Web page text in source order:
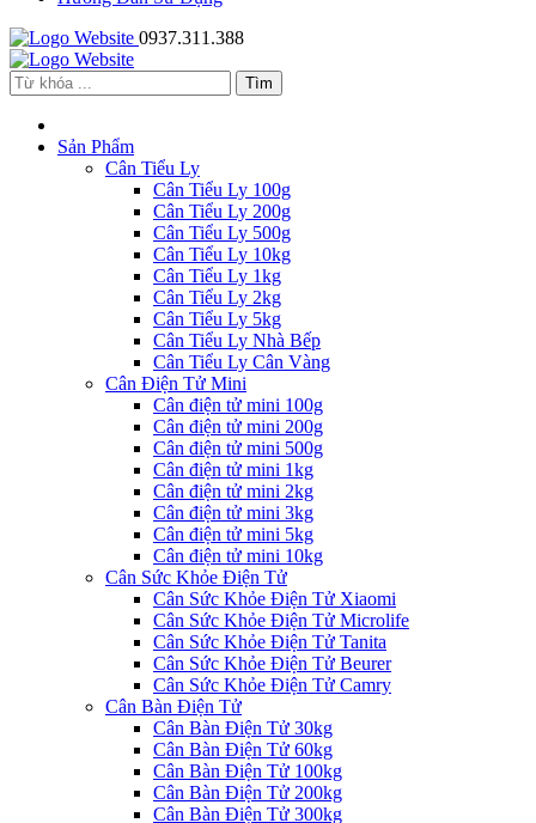
0937.311.388
Sản Phẩm
Cân Tiểu Ly
Cân Tiểu Ly 100g
Cân Tiểu Ly 200g
Cân Tiểu Ly 500g
Cân Tiểu Ly 10kg
Cân Tiểu Ly 1kg
Cân Tiểu Ly 2kg
Cân Tiểu Ly 5kg
Cân Tiểu Ly Nhà Bếp
Cân Tiểu Ly Cân Vàng
Cân Điện Tử Mini
Cân điện tử mini 100g
Cân điện tử mini 200g
Cân điện tử mini 500g
Cân điện tử mini 1kg
Cân điện tử mini 2kg
Cân điện tử mini 3kg
Cân điện tử mini 5kg
Cân điện tử mini 10kg
Cân Sức Khỏe Điện Tử
Cân Sức Khỏe Điện Tử Xiaomi
Cân Sức Khỏe Điện Tử Microlife
Cân Sức Khỏe Điện Tử Tanita
Cân Sức Khỏe Điện Tử Beurer
Cân Sức Khỏe Điện Tử Camry
Cân Bàn Điện Tử
Cân Bàn Điện Tử 30kg
Cân Bàn Điện Tử 60kg
Cân Bàn Điện Tử 100kg
Cân Bàn Điện Tử 200kg
Cân Bàn Điện Tử 300kg